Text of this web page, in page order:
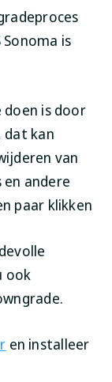
is
is door
dat kan
van
andere
paar klikken
ook
en installeer